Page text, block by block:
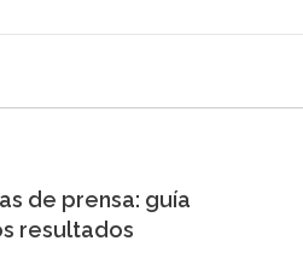
de prensa: guía
resultados